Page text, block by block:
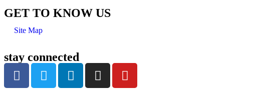
GET TO KNOW US
Site Map
stay connected